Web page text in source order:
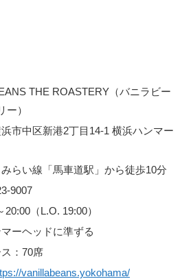
THE ROASTERY（バニラビー
ー）
市中区新港2丁目14-1 横浜ハンマー
らい線「馬車道駅」から徒歩10分
9007
（L.O. 19:00）
ーヘッドに準ずる
：70席
vanillabeans.yokohama/